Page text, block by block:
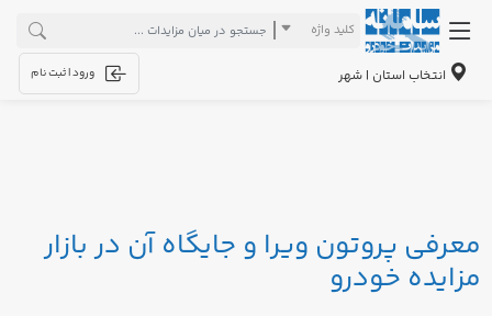
کلید واژه
انتخاب استان | شهر ورود | ثبت نام
معرفی پروتون ویرا و جایگاه آن در بازار
مزایده خودرو